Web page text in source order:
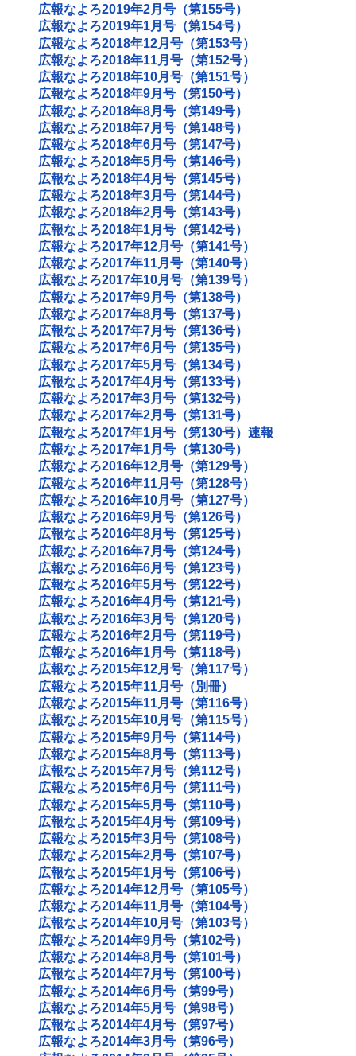
広報なよろ2019年2月号（第155号）
広報なよろ2019年1月号（第154号）
広報なよろ2018年12月号（第153号）
広報なよろ2018年11月号（第152号）
広報なよろ2018年10月号（第151号）
広報なよろ2018年9月号（第150号）
広報なよろ2018年8月号（第149号）
広報なよろ2018年7月号（第148号）
広報なよろ2018年6月号（第147号）
広報なよろ2018年5月号（第146号）
広報なよろ2018年4月号（第145号）
広報なよろ2018年3月号（第144号）
広報なよろ2018年2月号（第143号）
広報なよろ2018年1月号（第142号）
広報なよろ2017年12月号（第141号）
広報なよろ2017年11月号（第140号）
広報なよろ2017年10月号（第139号）
広報なよろ2017年9月号（第138号）
広報なよろ2017年8月号（第137号）
広報なよろ2017年7月号（第136号）
広報なよろ2017年6月号（第135号）
広報なよろ2017年5月号（第134号）
広報なよろ2017年4月号（第133号）
広報なよろ2017年3月号（第132号）
広報なよろ2017年2月号（第131号）
広報なよろ2017年1月号（第130号）速報
広報なよろ2017年1月号（第130号）
広報なよろ2016年12月号（第129号）
広報なよろ2016年11月号（第128号）
広報なよろ2016年10月号（第127号）
広報なよろ2016年9月号（第126号）
広報なよろ2016年8月号（第125号）
広報なよろ2016年7月号（第124号）
広報なよろ2016年6月号（第123号）
広報なよろ2016年5月号（第122号）
広報なよろ2016年4月号（第121号）
広報なよろ2016年3月号（第120号）
広報なよろ2016年2月号（第119号）
広報なよろ2016年1月号（第118号）
広報なよろ2015年12月号（第117号）
広報なよろ2015年11月号（別冊）
広報なよろ2015年11月号（第116号）
広報なよろ2015年10月号（第115号）
広報なよろ2015年9月号（第114号）
広報なよろ2015年8月号（第113号）
広報なよろ2015年7月号（第112号）
広報なよろ2015年6月号（第111号）
広報なよろ2015年5月号（第110号）
広報なよろ2015年4月号（第109号）
広報なよろ2015年3月号（第108号）
広報なよろ2015年2月号（第107号）
広報なよろ2015年1月号（第106号）
広報なよろ2014年12月号（第105号）
広報なよろ2014年11月号（第104号）
広報なよろ2014年10月号（第103号）
広報なよろ2014年9月号（第102号）
広報なよろ2014年8月号（第101号）
広報なよろ2014年7月号（第100号）
広報なよろ2014年6月号（第99号）
広報なよろ2014年5月号（第98号）
広報なよろ2014年4月号（第97号）
広報なよろ2014年3月号（第96号）